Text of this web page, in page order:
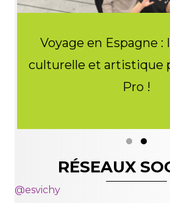
Voyage en Espagne
culturelle et artistique
Pro !
RÉSEAUX
@esvichy